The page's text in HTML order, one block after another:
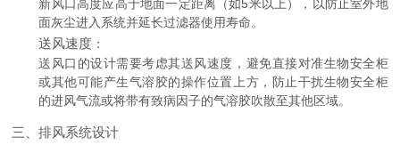
新风口高度应高于地面一定距离（如5米以上），以防止室外地
面灰尘进入系统并延长过滤器使用寿命。
送风速度 ：
送风口的设计需要考虑其送风速度，避免直接对准生物安全柜
或其他可能产生气溶胶的操作位置上方，防止干扰生物安全柜
的进风气流或将带有致病因子的气溶胶吹散至其他区域。
三、排风系统设计